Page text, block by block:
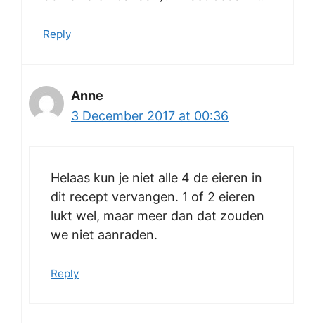
Reply
Anne
3 December 2017 at 00:36
Helaas kun je niet alle 4 de eieren in
dit recept vervangen. 1 of 2 eieren
lukt wel, maar meer dan dat zouden
we niet aanraden.
Reply